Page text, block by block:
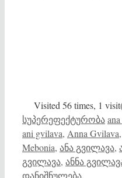
Visited 56 times, 1
Categories
სუპერეფექტურობა
ani gvilava, Anna Gvilava,
Mebonia, ანა გვილავა,
გვილავა, ანნა
დანიშნულება,